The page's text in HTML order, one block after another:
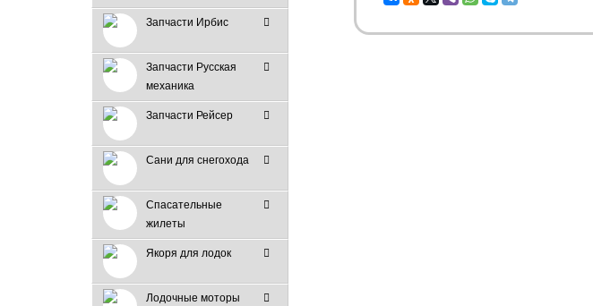
Запчасти Ирбис
Запчасти Русская
механика
Запчасти Рейсер
Сани для снегохода
Спасательные
жилеты
Якоря для лодок
Лодочные моторы